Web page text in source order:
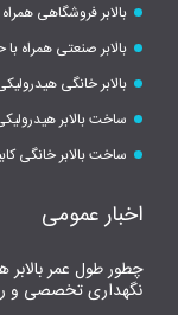
بالابر فروشگاهی همراه
بالابر صنعتی همراه
بالابر خانگی
ساخت بالابر
ساخت بالابر خانگی
اخبار عمومی
چطور طول عمر
نگهداری تخصصی و